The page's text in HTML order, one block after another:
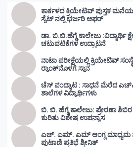
ಕಾರ್ಕಳದ ಕ್ರಿಯೇಟಿವ್ ಪುಸ್ತಕ
ಸೈಟ್ ನಲ್ಲಿ ಭರ್ಜರಿ ಆಫರ್
ಡಾ. ಬಿ.ಬಿ.ಹೆಗ್ಡೆ ಕಾಲೇಜು :ವಿದ್ಯಾರ್ಥಿ
ಚಟುವಟಿಕೆಗಳ ಉದ್ಘಾಟನೆ
ನಾಟಾ ಪರೀಕ್ಷೆಯಲ್ಲಿ ಕ್ರಿಯೇಟಿವ್
ರ‍್ಯಾಂಕ್‌ನೊಳಗೆ ಸ್ಥಾನ
ಚೆಸ್ ಪಂದ್ಯಾಟ : ಸಾಧನೆ ಮೆರೆದ ಎಚ್ಎಮ್ಎಮ್ ಹಾಗೂ ವಿ.ಕೆ.ಆರ್
ಶಾಲೆಗಳ ವಿದ್ಯಾರ್ಥಿಗಳು
ಬಿ. ಬಿ. ಹೆಗ್ಡೆ ಕಾಲೇಜು: ಪ್ರೇರಣಾ
ಕುರಿತು ವಿಶೇಷ ಉಪನ್ಯಾಸ
ಎಚ್. ಎಮ್. ಎಮ್ ಆಂಗ್ಲ ಮಾಧ್ಯಮ
ಪುಟಾಣಿ ಪ್ರತಿಭೆ ಶ್ರೀನಿತ್